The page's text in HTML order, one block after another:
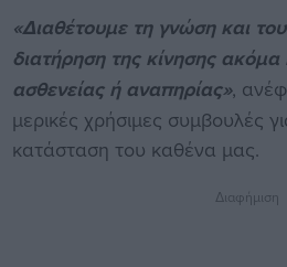
«Διαθέτουμε τη γνώση και
διατήρηση της κίνησης ακόμα
ασθενείας ή αναπηρίας»,
μερικές χρήσιμες συμβουλές
κατάσταση του καθένα μας.
Διαφήμιση